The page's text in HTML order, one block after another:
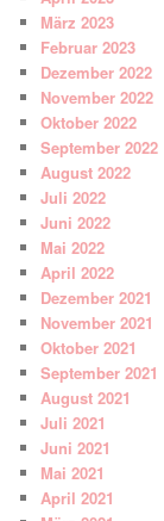
März 2023
Februar 2023
Dezember 2022
November 2022
Oktober 2022
September 2022
August 2022
Juli 2022
Juni 2022
Mai 2022
April 2022
Dezember 2021
November 2021
Oktober 2021
September 2021
August 2021
Juli 2021
Juni 2021
Mai 2021
April 2021